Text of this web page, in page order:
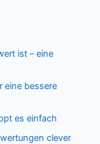
ist – eine
eine bessere
es einfach
clever